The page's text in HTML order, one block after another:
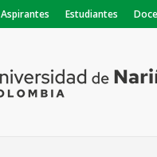
Aspirantes Estudiantes